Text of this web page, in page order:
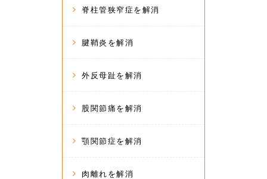
脊柱管狭窄症を解消
腱鞘炎を解消
外反母趾を解消
股関節痛を解消
顎関節症を解消
肉離れを解消